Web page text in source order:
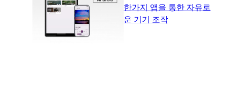
한가지 앱을 통한 자유로
운 기기 조작